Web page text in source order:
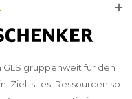
gruppenweit für den
Ziel ist es, Ressourcen so